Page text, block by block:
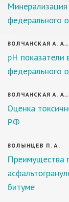
федерального
ВОЛЧАНСКАЯ А.
pH
федерального
ВОЛЧАНСКАЯ А.
Оценка
РФ
ВОЛЫНЦЕВ П. А.
Преимущества
битуме